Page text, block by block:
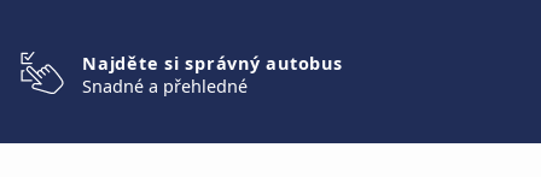
Najděte si správný autobus
Snadné a přehledné